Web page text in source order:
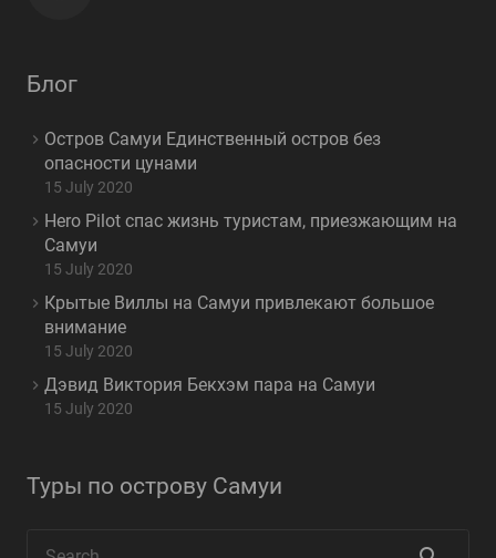
Блог
Остров Самуи Единственный остров без
опасности цунами
15 July 2020
Hero Pilot спас жизнь туристам, приезжающим на
Самуи
15 July 2020
Крытые Виллы на Самуи привлекают большое
внимание
15 July 2020
Дэвид Виктория Бекхэм пара на Самуи
15 July 2020
Туры по острову Самуи